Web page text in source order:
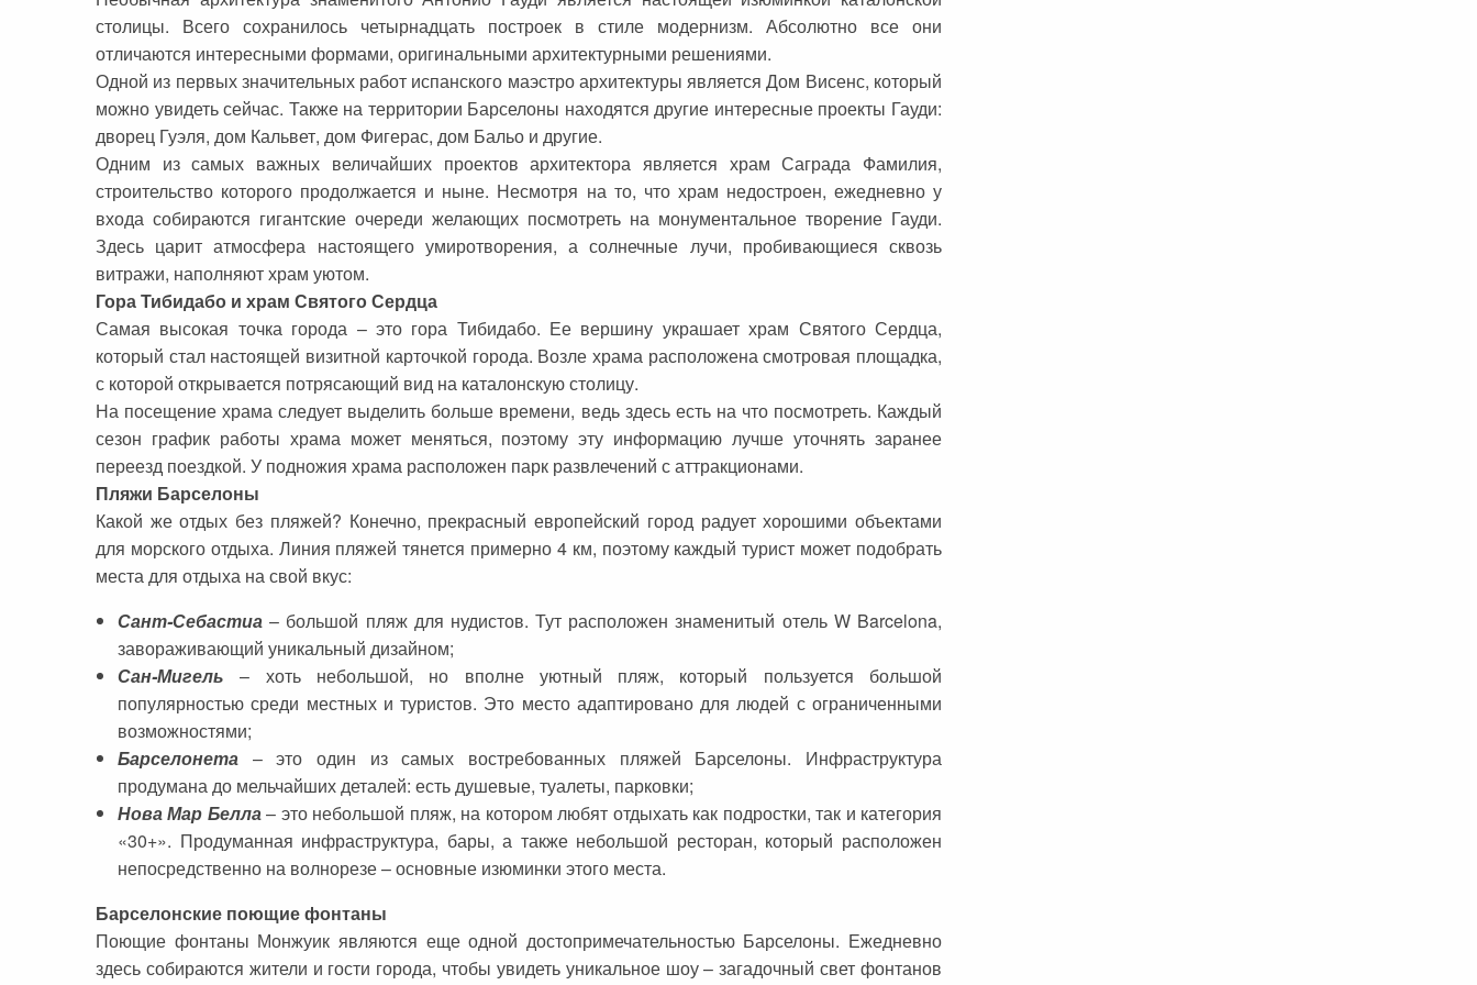
столицы. Всего сохранилось четырнадцать построек в стиле модернизм. Абсолютно все они
отличаются интересными формами, оригинальными архитектурными решениями.
Одной из первых значительных работ испанского маэстро архитектуры является Дом Висенс, который
можно увидеть сейчас. Также на территории Барселоны находятся другие интересные проекты Гауди:
дворец Гуэля, дом Кальвет, дом Фигерас, дом Бальо и другие.
Одним из самых важных величайших проектов архитектора является храм Саграда Фамилия,
строительство которого продолжается и ныне. Несмотря на то, что храм недостроен, ежедневно у
входа собираются гигантские очереди желающих посмотреть на монументальное творение Гауди.
Здесь царит атмосфера настоящего умиротворения, а солнечные лучи, пробивающиеся сквозь
витражи, наполняют храм уютом.
Гора Тибидабо и храм Святого Сердца
Самая высокая точка города – это гора Тибидабо. Ее вершину украшает храм Святого Сердца,
который стал настоящей визитной карточкой города. Возле храма расположена смотровая площадка,
с которой открывается потрясающий вид на каталонскую столицу.
На посещение храма следует выделить больше времени, ведь здесь есть на что посмотреть. Каждый
сезон график работы храма может меняться, поэтому эту информацию лучше уточнять заранее
переезд поездкой. У подножия храма расположен парк развлечений с аттракционами.
Пляжи Барселоны
Какой же отдых без пляжей? Конечно, прекрасный европейский город радует хорошими объектами
для морского отдыха. Линия пляжей тянется примерно 4 км, поэтому каждый турист может подобрать
места для отдыха на свой вкус:
Сант-Себастиа – большой пляж для нудистов. Тут расположен знаменитый отель W Barcelona,
завораживающий уникальный дизайном;
Сан-Мигель – хоть небольшой, но вполне уютный пляж, который пользуется большой
популярностью среди местных и туристов. Это место адаптировано для людей с ограниченными
возможностями;
Барселонета – это один из самых востребованных пляжей Барселоны. Инфраструктура
продумана до мельчайших деталей: есть душевые, туалеты, парковки;
Нова Мар Белла– это небольшой пляж, на котором любят отдыхать как подростки, так и категория
«30+». Продуманная инфраструктура, бары, а также небольшой ресторан, который расположен
непосредственно на волнорезе – основные изюминки этого места.
Барселонские поющие фонтаны
Поющие фонтаны Монжуик являются еще одной достопримечательностью Барселоны. Ежедневно
здесь собираются жители и гости города, чтобы увидеть уникальное шоу – загадочный свет фонтанов